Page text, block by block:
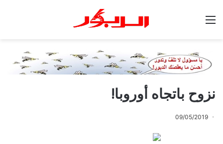
نزوح باتجاه أوروبا!
09/05/2019